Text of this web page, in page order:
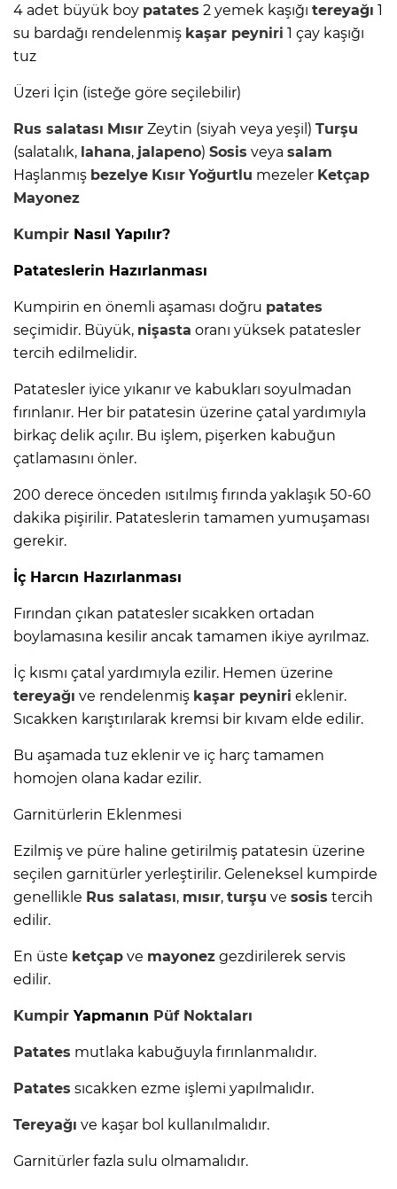
4 adet büyük boy patates 2 yemek kaşığı tereyağı 1
su bardağı rendelenmiş kaşar peyniri 1 çay kaşığı
tuz
Üzeri İçin (isteğe göre seçilebilir)
Rus salatası Mısır Zeytin (siyah veya yeşil) Turşu
(salatalık, lahana, jalapeno) Sosis veya salam
Haşlanmış bezelye Kısır Yoğurtlu mezeler Ketçap
Mayonez
Kumpir Nasıl Yapılır?
Patateslerin Hazırlanması
Kumpirin en önemli aşaması doğru patates
seçimidir. Büyük, nişasta oranı yüksek patatesler
tercih edilmelidir.
Patatesler iyice yıkanır ve kabukları soyulmadan
fırınlanır. Her bir patatesin üzerine çatal yardımıyla
birkaç delik açılır. Bu işlem, pişerken kabuğun
çatlamasını önler.
200 derece önceden ısıtılmış fırında yaklaşık 50-60
dakika pişirilir. Patateslerin tamamen yumuşaması
gerekir.
İç Harcın Hazırlanması
Fırından çıkan patatesler sıcakken ortadan
boylamasına kesilir ancak tamamen ikiye ayrılmaz.
İç kısmı çatal yardımıyla ezilir. Hemen üzerine
tereyağı ve rendelenmiş kaşar peyniri eklenir.
Sıcakken karıştırılarak kremsi bir kıvam elde edilir.
Bu aşamada tuz eklenir ve iç harç tamamen
homojen olana kadar ezilir.
Garnitürlerin Eklenmesi
Ezilmiş ve püre haline getirilmiş patatesin üzerine
seçilen garnitürler yerleştirilir. Geleneksel kumpirde
genellikle Rus salatası, mısır, turşu ve sosis tercih
edilir.
En üste ketçap ve mayonez gezdirilerek servis
edilir.
Kumpir Yapmanın Püf Noktaları
Patates mutlaka kabuğuyla fırınlanmalıdır.
Patates sıcakken ezme işlemi yapılmalıdır.
Tereyağı ve kaşar bol kullanılmalıdır.
Garnitürler fazla sulu olmamalıdır.